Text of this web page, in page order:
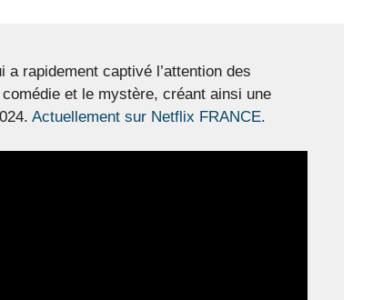
rapidement captivé l’attention des
et le mystère, créant ainsi une
Actuellement sur Netflix FRANCE.